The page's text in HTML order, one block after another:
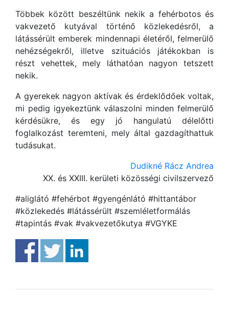
Többek között beszéltünk nekik a fehérbotos és
vakvezető kutyával történő közlekedésről, a
látássérült emberek mindennapi életéről, felmerülő
nehézségekről, illetve szituációs játékokban is
részt vehettek, mely láthatóan nagyon tetszett
nekik.
A gyerekek nagyon aktívak és érdeklődőek voltak,
mi pedig igyekeztünk válaszolni minden felmerülő
kérdésükre, és egy jó hangulatú délelőtti
foglalkozást teremteni, mely által gazdagíthattuk
tudásukat.
Dudikné Rácz Andrea
XX. és XXIII. kerületi közösségi civilszervező
#aliglátó #fehérbot #gyengénlátó #hittantábor
#közlekedés #látássérült #szemléletformálás
#tapintás #vak #vakvezetőkutya #VGYKE